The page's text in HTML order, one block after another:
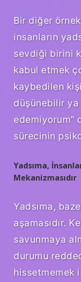
Bir diğer
insanların
sevdiği birini
kabul etmek
kaybedilen
düşünebilir ya
edemiyorum”
sürecinin
Yadsıma,
Mekanizmasıdır
Yadsıma,
aşamasıdır.
savunmaya
durumu
hissetmemek